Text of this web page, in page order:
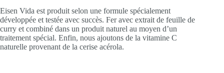
Eisen Vida est produit selon une formule spécialement
développée et testée avec succès. Fer avec extrait de feuille de
curry et combiné dans un produit naturel au moyen d’un
traitement spécial. Enfin, nous ajoutons de la vitamine C
naturelle provenant de la cerise acérola.